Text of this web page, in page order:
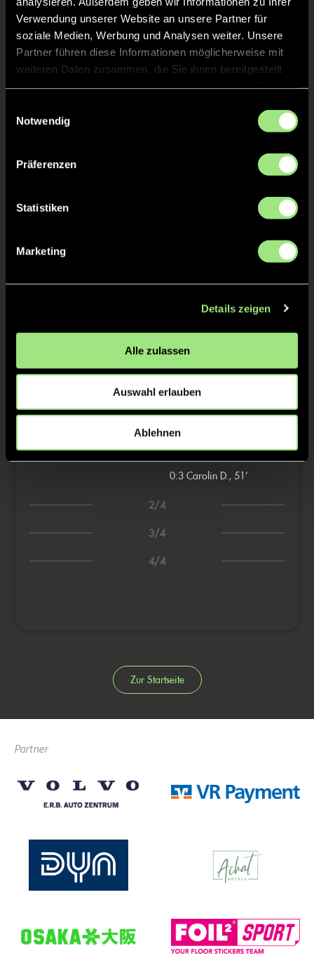
Verwendung unserer Website an unsere Partner für
soziale Medien, Werbung und Analysen weiter. Unsere
Partner führen diese Informationen möglicherweise mit
weiteren Daten zusammen, die Sie ihnen bereitgestellt
Notwendig
Präferenzen
Statistiken
Marketing
Details zeigen
Alle zulassen
Auswahl erlauben
Ablehnen
Ylva R. 81
Frida Lotta K.
Staff
Tore & Karten
1/4
0:1
0:2 Emma K., 44’
0:3 Carolin D., 51’
2/4
3/4
4/4
Zur Startseite
Partner